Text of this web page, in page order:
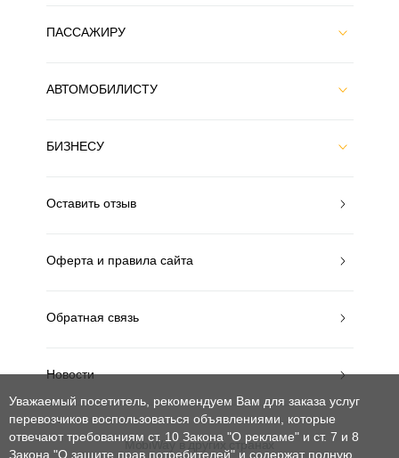
ПАССАЖИРУ
АВТОМОБИЛИСТУ
БИЗНЕСУ
Оставить отзыв
Оферта и правила сайта
Обратная связь
Новости
MobiWay в других странах
Уважаемый посетитель, рекомендуем Вам для заказа услуг
перевозчиков воспользоваться объявлениями, которые
отвечают требованиям ст. 10 Закона "О рекламе" и ст. 7 и 8
Закона "О защите прав потребителей" и содержат полную